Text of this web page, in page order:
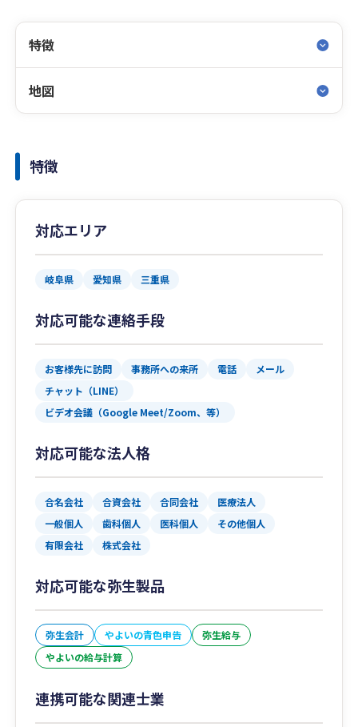
特徴
地図
特徴
対応エリア
岐阜県 愛知県 三重県
対応可能な連絡手段
お客様先に訪問 事務所への来所 電話
メール
チャット（LINE）
ビデオ会議（Google Meet/Zoom、等）
対応可能な法人格
合名会社 合資会社 合同会社
医療法人
一般個人
歯科個人 医科個人
その他個人
有限会社
株式会社
対応可能な弥生製品
弥生会計 やよいの青色申告
弥生給与
やよいの給与計算
連携可能な関連士業